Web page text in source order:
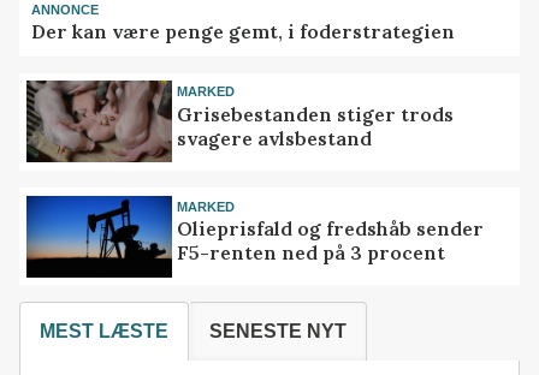
ANNONCE
Der kan være penge gemt, i foderstrategien
MARKED
Grisebestanden stiger trods
svagere avlsbestand
MARKED
Olieprisfald og fredshåb sender
F5-renten ned på 3 procent
MEST LÆSTE SENESTE NYT